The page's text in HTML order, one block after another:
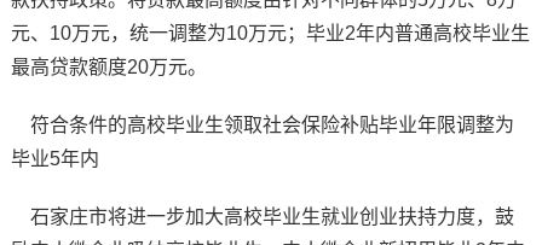
元、10万元，统一调整为10万元；毕业2年内普通高校毕业生
最高贷款额度20万元。
符合条件的高校毕业生领取社会保险补贴毕业年限调整为
毕业5年内
石家庄市将进一步加大高校毕业生就业创业扶持力度，鼓